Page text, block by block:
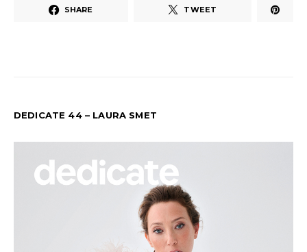
SHARE TWEET
DEDICATE 44 – LAURA SMET